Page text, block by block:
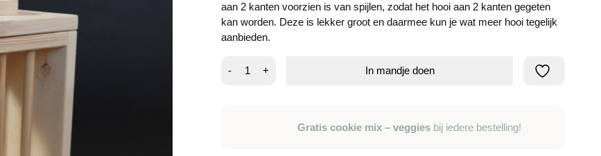
aan 2 kanten voorzien is van spijlen, zodat het hooi aan 2 kanten gegeten
kan worden. Deze is lekker groot en daarmee kun je wat meer hooi tegelijk
aanbieden.
-
skadi
+ In mandje doen
Gratis cookie mix – veggies bij iedere bestelling!